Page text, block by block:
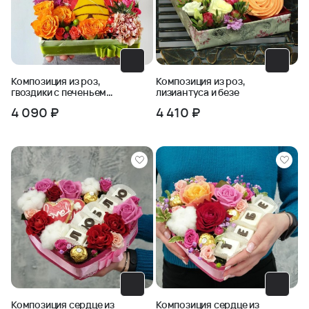
Композиция из роз,
гвоздики с печеньем
4 090 ₽
Композиция из роз,
лизиантуса и безе
4 410 ₽
Композиция сердце из Композиция сердце из